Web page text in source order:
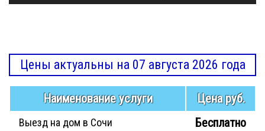
Цены актуальны на 07 августа 2026 года
Наименование услуги Цена руб.
Выезд на дом в Сочи Бесплатно